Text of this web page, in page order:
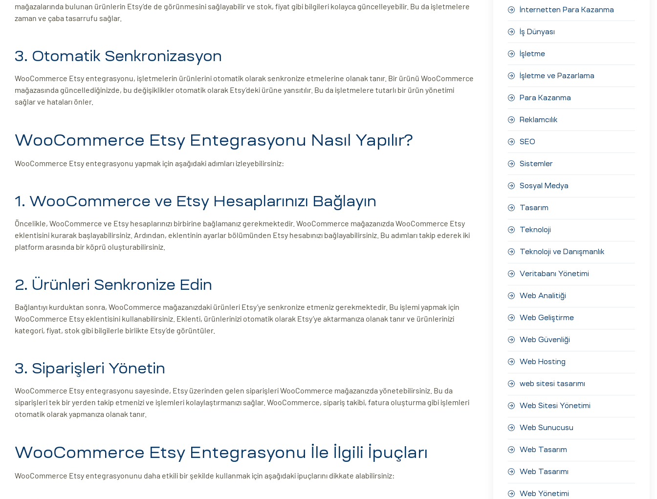
mağazalarında bulunan ürünlerin Etsy’de de görünmesini sağlayabilir ve stok, fiyat gibi bilgileri kolayca güncelleyebilir. Bu da işletmelere
zaman ve çaba tasarrufu sağlar.
3. Otomatik Senkronizasyon
WooCommerce Etsy entegrasyonu, işletmelerin ürünlerini otomatik olarak senkronize etmelerine olanak tanır. Bir ürünü WooCommerce
mağazasında güncellediğinizde, bu değişiklikler otomatik olarak Etsy’deki ürüne yansıtılır. Bu da işletmelere tutarlı bir ürün yönetimi
sağlar ve hataları önler.
WooCommerce Etsy Entegrasyonu Nasıl Yapılır?
WooCommerce Etsy entegrasyonu yapmak için aşağıdaki adımları izleyebilirsiniz:
1. WooCommerce ve Etsy Hesaplarınızı Bağlayın
Öncelikle, WooCommerce ve Etsy hesaplarınızı birbirine bağlamanız gerekmektedir. WooCommerce mağazanızda WooCommerce Etsy
eklentisini kurarak başlayabilirsiniz. Ardından, eklentinin ayarlar bölümünden Etsy hesabınızı bağlayabilirsiniz. Bu adımları takip ederek iki
platform arasında bir köprü oluşturabilirsiniz.
2. Ürünleri Senkronize Edin
Bağlantıyı kurduktan sonra, WooCommerce mağazanızdaki ürünleri Etsy’ye senkronize etmeniz gerekmektedir. Bu işlemi yapmak için
WooCommerce Etsy eklentisini kullanabilirsiniz. Eklenti, ürünlerinizi otomatik olarak Etsy’ye aktarmanıza olanak tanır ve ürünlerinizi
kategori, fiyat, stok gibi bilgilerle birlikte Etsy’de görüntüler.
3. Siparişleri Yönetin
WooCommerce Etsy entegrasyonu sayesinde, Etsy üzerinden gelen siparişleri WooCommerce mağazanızda yönetebilirsiniz. Bu da
siparişleri tek bir yerden takip etmenizi ve işlemleri kolaylaştırmanızı sağlar. WooCommerce, sipariş takibi, fatura oluşturma gibi işlemleri
otomatik olarak yapmanıza olanak tanır.
WooCommerce Etsy Entegrasyonu İle İlgili İpuçları
WooCommerce Etsy entegrasyonunu daha etkili bir şekilde kullanmak için aşağıdaki ipuçlarını dikkate alabilirsiniz:
İnternetten Para Kazanma
İş Dünyası
İşletme
İşletme ve Pazarlama
Para Kazanma
Reklamcılık
SEO
Sistemler
Sosyal Medya
Tasarım
Teknoloji
Teknoloji ve Danışmanlık
Veritabanı Yönetimi
Web Analitiği
Web Geliştirme
Web Güvenliği
Web Hosting
web sitesi tasarımı
Web Sitesi Yönetimi
Web Sunucusu
Web Tasarım
Web Tasarımı
Web Yönetimi